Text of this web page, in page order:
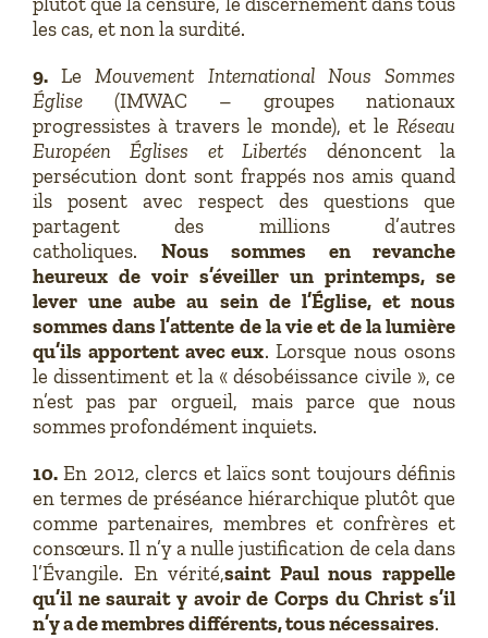
les cas, et non la surdité.
9. LeMouvement International Nous Sommes
Église (IMWAC – groupes nationaux
progressistes à travers le monde), et le Réseau
Européen Églises et Libertés dénoncent la
persécution dont sont frappés nos amis quand
ils posent avec respect des questions que
partagent des millions d’autres
catholiques. Nous sommes en revanche
heureux de voir s’éveiller un printemps, se
lever une aube au sein de l’Église, et nous
sommes dans l’attente de la vie et de la lumière
qu’ils apportent avec eux. Lorsque nous osons
le dissentiment et la « désobéissance civile », ce
n’est pas par orgueil, mais parce que nous
sommes profondément inquiets.
10. En 2012, clercs et laïcs sont toujours définis
en termes de préséance hiérarchique plutôt que
comme partenaires, membres et confrères et
consœurs. Il n’y a nulle justification de cela dans
l’Évangile. En vérité,saint Paul nous rappelle
qu’il ne saurait y avoir de Corps du Christ s’il
n’y a de membres différents, tous nécessaires.